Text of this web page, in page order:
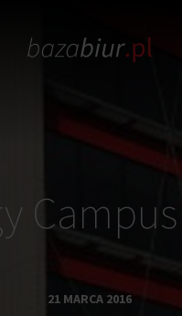
21 MARCA 2016